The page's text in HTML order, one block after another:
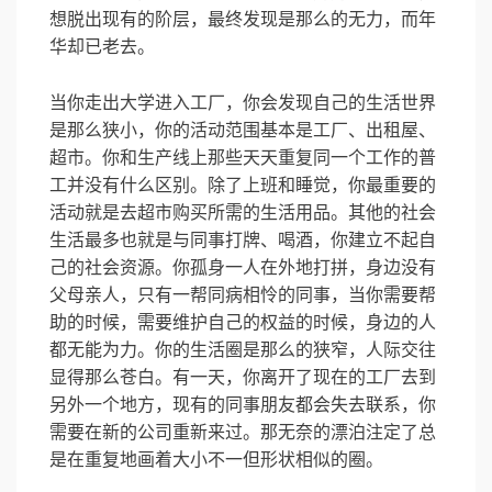
想脱出现有的阶层，最终发现是那么的无力，而年
华却已老去。
当你走出大学进入工厂，你会发现自己的生活世界
是那么狭小，你的活动范围基本是工厂、出租屋、
超市。你和生产线上那些天天重复同一个工作的普
工并没有什么区别。除了上班和睡觉，你最重要的
活动就是去超市购买所需的生活用品。其他的社会
生活最多也就是与同事打牌、喝酒，你建立不起自
己的社会资源。你孤身一人在外地打拼，身边没有
父母亲人，只有一帮同病相怜的同事，当你需要帮
助的时候，需要维护自己的权益的时候，身边的人
都无能为力。你的生活圈是那么的狭窄，人际交往
显得那么苍白。有一天，你离开了现在的工厂去到
另外一个地方，现有的同事朋友都会失去联系，你
需要在新的公司重新来过。那无奈的漂泊注定了总
是在重复地画着大小不一但形状相似的圈。